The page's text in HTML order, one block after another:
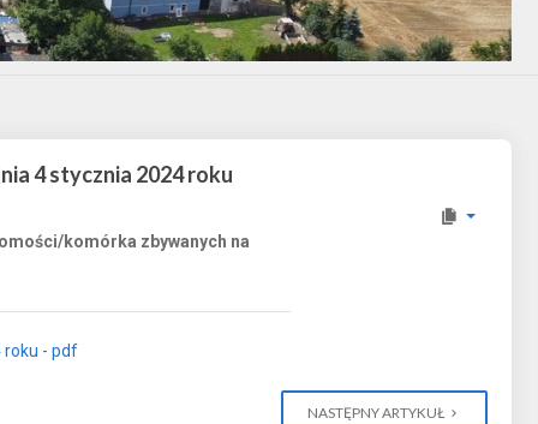
4 stycznia 2024 roku
komórka zbywanych na
roku - pdf
NASTĘPNY ARTYKUŁ